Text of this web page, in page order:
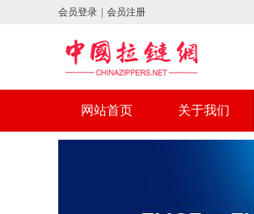
会员登录 会员注册
网站首页 关于我们